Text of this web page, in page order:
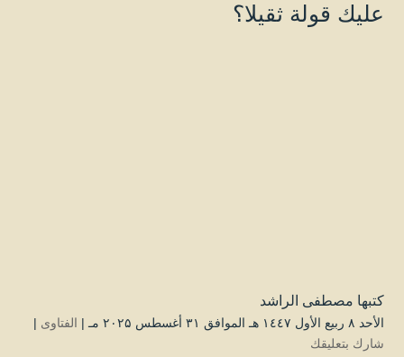
عليك قولة ثقيلا؟
كتبها مصطفى الراشد
الأحد ۸ ربيع الأول ۱٤٤۷ هـ الموافق ۳۱ أغسطس ۲۰۲۵ مـ | الفتاوى |
شارك بتعليقك